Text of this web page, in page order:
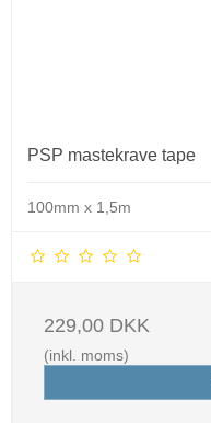
PSP mastekrave tape
100mm x 1,5m
229,00 DKK
(inkl. moms)